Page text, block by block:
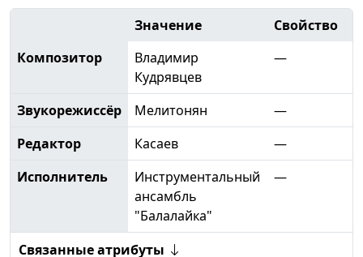
Значение
Свойство
Композитор
Владимир
Кудрявцев
—
Звукорежиссёр Мелитонян
—
Редактор
Касаев
—
Исполнитель
Инструментальный
ансамбль
"Балалайка"
—
Связанные атрибуты